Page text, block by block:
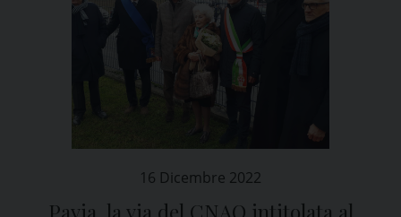
16 Dicembre 2022
Pavia, la via del CNAO intitolata al